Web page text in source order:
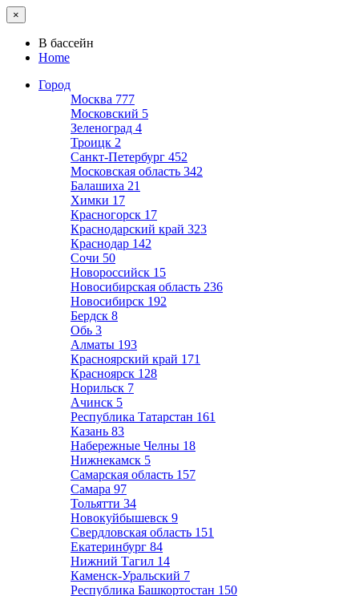
×
В бассейн
Home
Город
Москва 777
Московский 5
Зеленоград 4
Троицк 2
Санкт-Петербург 452
Московская область 342
Балашиха 21
Химки 17
Красногорск 17
Краснодарский край 323
Краснодар 142
Сочи 50
Новороссийск 15
Новосибирская область 236
Новосибирск 192
Бердск 8
Обь 3
Алматы 193
Красноярский край 171
Красноярск 128
Норильск 7
Ачинск 5
Республика Татарстан 161
Казань 83
Набережные Челны 18
Нижнекамск 5
Самарская область 157
Самара 97
Тольятти 34
Новокуйбышевск 9
Свердловская область 151
Екатеринбург 84
Нижний Тагил 14
Каменск-Уральский 7
Республика Башкортостан 150